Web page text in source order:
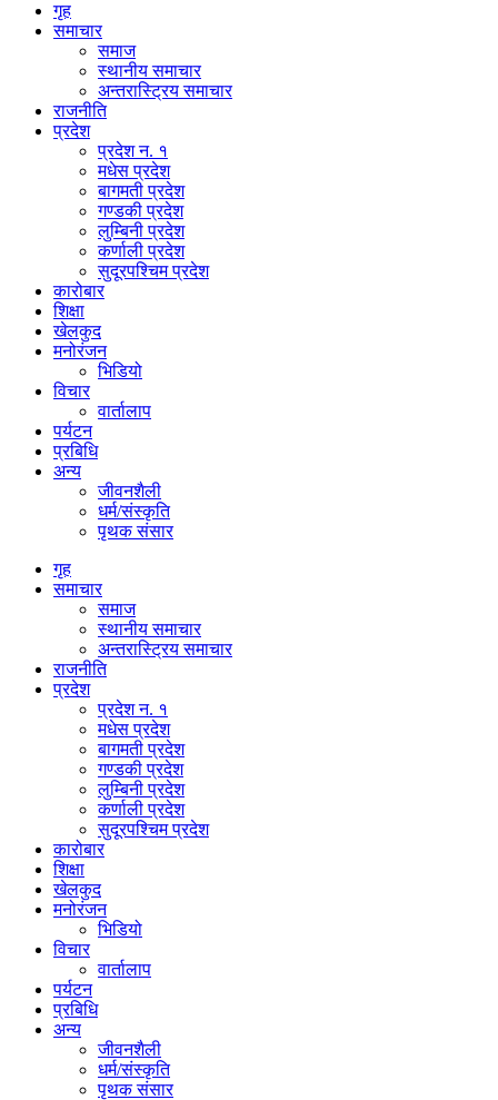
गृह
समाचार
समाज
स्थानीय समाचार
अन्तरास्ट्रिय समाचार
राजनीति
प्रदेश
प्रदेश न. १
मधेस प्रदेश
बागमती प्रदेश
गण्डकी प्रदेश
लुम्बिनी प्रदेश
कर्णाली प्रदेश
सुदूरपश्चिम प्रदेश
कारोबार
शिक्षा
खेलकुद
मनोरंजन
भिडियो
विचार
वार्तालाप
पर्यटन
प्रबिधि
अन्य
जीवनशैली
धर्म/संस्कृति
पृथक संसार
गृह
समाचार
समाज
स्थानीय समाचार
अन्तरास्ट्रिय समाचार
राजनीति
प्रदेश
प्रदेश न. १
मधेस प्रदेश
बागमती प्रदेश
गण्डकी प्रदेश
लुम्बिनी प्रदेश
कर्णाली प्रदेश
सुदूरपश्चिम प्रदेश
कारोबार
शिक्षा
खेलकुद
मनोरंजन
भिडियो
विचार
वार्तालाप
पर्यटन
प्रबिधि
अन्य
जीवनशैली
धर्म/संस्कृति
पृथक संसार